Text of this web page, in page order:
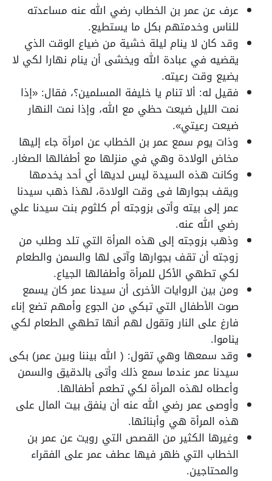
عرف عن عمر بن الخطاب رضي الله عنه مساعدته
للناس وخدمتهم بكل ما يستطيع.
وقد كان لا ينام ليلة خشية من ضياع الوقت الذي
يقضيه في عبادة الله ويخشى أن ينام نهارا لكي لا
يضيع وقت رعيته.
فقيل له: ألا تنام يا خليفة المسلمين؟، فقال: «إذا
نمت الليل ضيعت حظي مع الله، وإذا نمت النهار
ضيعت رعيتي».
وذات يوم سمع عمر بن الخطاب عن امرأة جاء إليها
مخاض الولادة وهي في منزلها مع أطفالها الصغار.
وكانت هذه السيدة ليس لديها أي أحد يخدمها
ويقف بجوارها فى وقت الولادة، لهذا ذهب سيدنا
عمر إلى بيته وأتى بزوجته أم كلثوم بنت سيدنا علي
رضي الله عنه.
وذهب بزوجته إلى هذه المرأة التي تلد وطلب من
زوجته أن تقف بجوارها وآتى لها والسمن والطعام
لكي تطهي الأكل للمرأة وأطفالها الجياع.
ومن بين الروايات الأخرى أن سيدنا عمر كان يسمع
صوت الأطفال التي تبكي من الجوع وأمهم تضع إناء
فارغ على النار وتقول لهم أنها تطهي الطعام لكي
يناموا.
وقد سمعها وهي تقول: ( الله بيننا وبين عمر) بكى
سيدنا عمر عندما سمع ذلك وأتى بالدقيق والسمن
وأعطاه لهذه المرأة لكي تطعم أطفالها.
وأوصى عمر رضي الله عنه أن ينفق بيت المال على
هذه المرأة هي وأبنائها.
وغيرها الكثير من القصص التي رويت عن عمر بن
الخطاب التي ظهر فيها عطف عمر على الفقراء
والمحتاجين.